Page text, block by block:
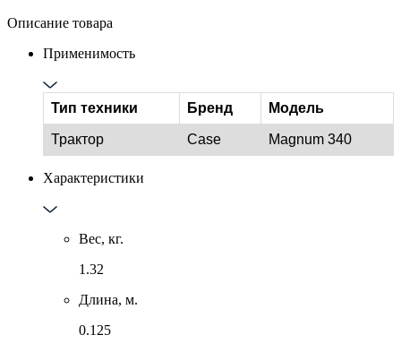
Описание товара
Применимость
Тип техники Бренд Модель
Трактор Case Magnum 340
Характеристики
Вес, кг.
1.32
Длина, м.
0.125